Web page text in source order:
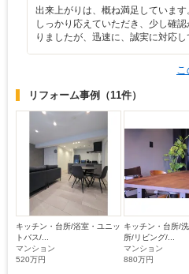
出来上がりは、概ね満足していま
しっかり応えていただき、少し確
りましたが、迅速に、誠実に対応し
リフォーム事例 （11件）
キッチン・台所/浴室・ユニッ
トバス/...
マンション
520万円
キッチン・台所/
所/リビング/...
マンション
880万円